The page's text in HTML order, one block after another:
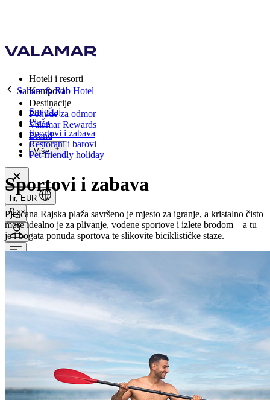
Hoteli i resorti
Kampovi
Destinacije
Ponude za odmor
Valamar Rewards
Brand
Više
hr, EUR
Sahara & Rab Hotel
Smještaj
Plaža
Sportovi i zabava
Restorani i barovi
Pet-friendly holiday
Sportovi i zabava
Pješčana Rajska plaža savršeno je mjesto za igranje, a kristalno čisto
more idealno je za plivanje, vodene sportove i izlete brodom – a tu
je i bogata ponuda sportova te slikovite biciklističke staze.